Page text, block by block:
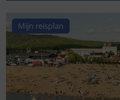
Mijn reisplan